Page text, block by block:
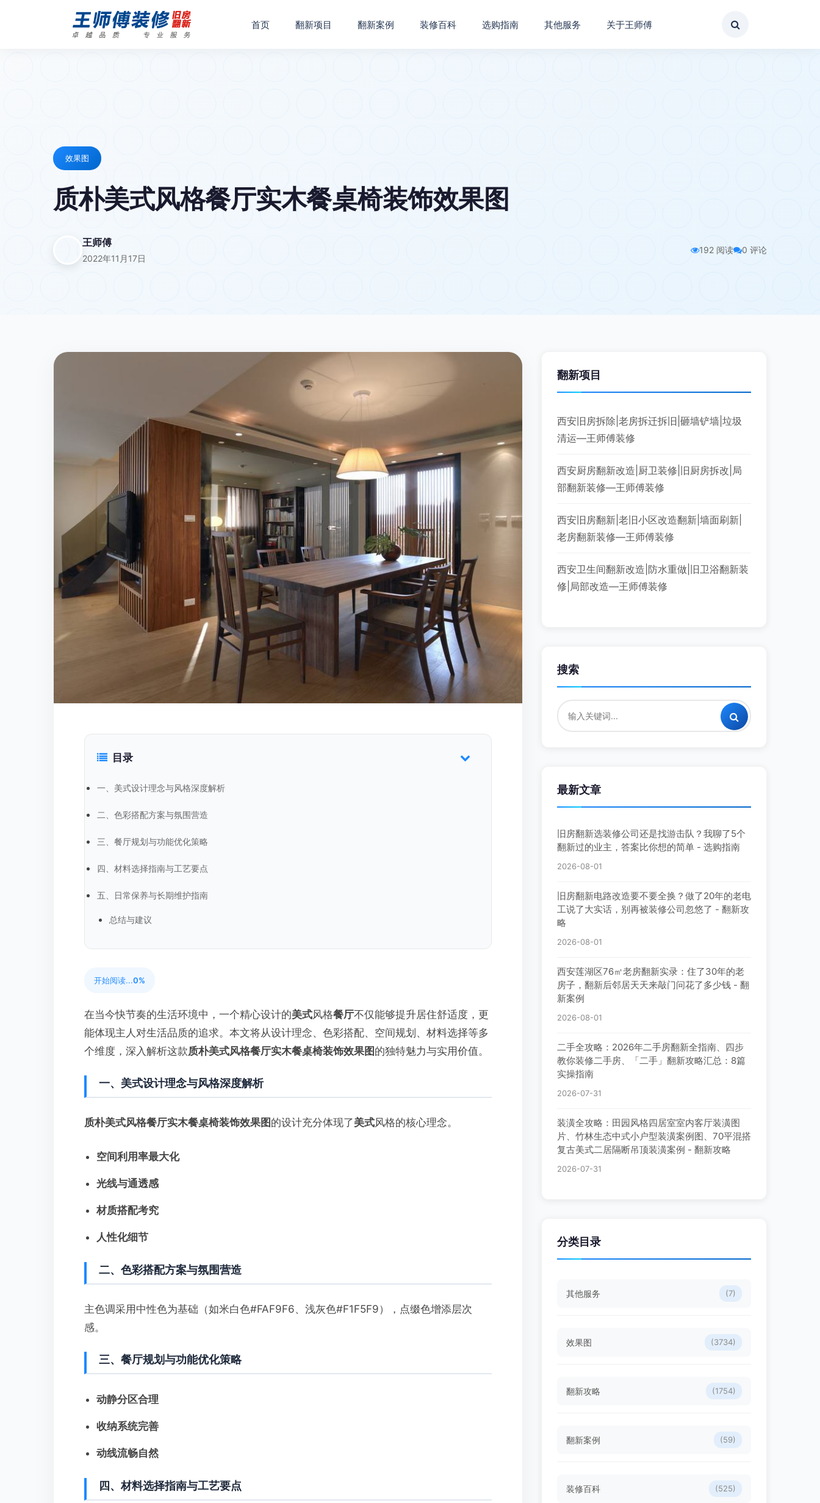
首页 翻新项目 翻新案例 装修百科 选购指南 其他服务 关于王师傅
效果图
质朴美式风格餐厅实木餐桌椅装饰效果图
王师傅
2022年11月17日
192 阅读 0 评论
目录
一、美式设计理念与风格深度解析
二、色彩搭配方案与氛围营造
三、餐厅规划与功能优化策略
四、材料选择指南与工艺要点
五、日常保养与长期维护指南
总结与建议
开始阅读...0%
在当今快节奏的生活环境中，一个精心设计的美式风格餐厅不仅能够提升居住舒适度，更
能体现主人对生活品质的追求。本文将从设计理念、色彩搭配、空间规划、材料选择等多
个维度，深入解析这款质朴美式风格餐厅实木餐桌椅装饰效果图 的独特魅力与实用价值。
一、美式设计理念与风格深度解析
质朴美式风格餐厅实木餐桌椅装饰效果图 的设计充分体现了美式风格的核心理念。
空间利用率最大化
光线与通透感
材质搭配考究
人性化细节
二、色彩搭配方案与氛围营造
主色调采用中性色为基础（如米白色#FAF9F6、浅灰色#F1F5F9），点缀色增添层次
感。
三、餐厅规划与功能优化策略
动静分区合理
收纳系统完善
动线流畅自然
四、材料选择指南与工艺要点
翻新项目
西安旧房拆除|老房拆迁拆旧|砸墙铲墙|垃圾
清运—王师傅装修
西安厨房翻新改造|厨卫装修|旧厨房拆改|局
部翻新装修—王师傅装修
西安旧房翻新|老旧小区改造翻新|墙面刷新|
老房翻新装修—王师傅装修
西安卫生间翻新改造|防水重做|旧卫浴翻新装
修|局部改造—王师傅装修
搜索
最新文章
旧房翻新选装修公司还是找游击队？我聊了5个
翻新过的业主，答案比你想的简单 - 选购指南
2026-08-01
旧房翻新电路改造要不要全换？做了20年的老电
工说了大实话，别再被装修公司忽悠了 - 翻新攻
略
2026-08-01
西安莲湖区76㎡老房翻新实录：住了30年的老
房子，翻新后邻居天天来敲门问花了多少钱 - 翻
新案例
2026-08-01
二手全攻略：2026年二手房翻新全指南、四步
教你装修二手房、「二手」翻新攻略汇总：8篇
实操指南
2026-07-31
装潢全攻略：田园风格四居室室内客厅装潢图
片、竹林生态中式小户型装潢案例图、70平混搭
复古美式二居隔断吊顶装潢案例 - 翻新攻略
2026-07-31
分类目录
其他服务 (7)
效果图 (3734)
翻新攻略 (1754)
翻新案例 (59)
装修百科 (525)